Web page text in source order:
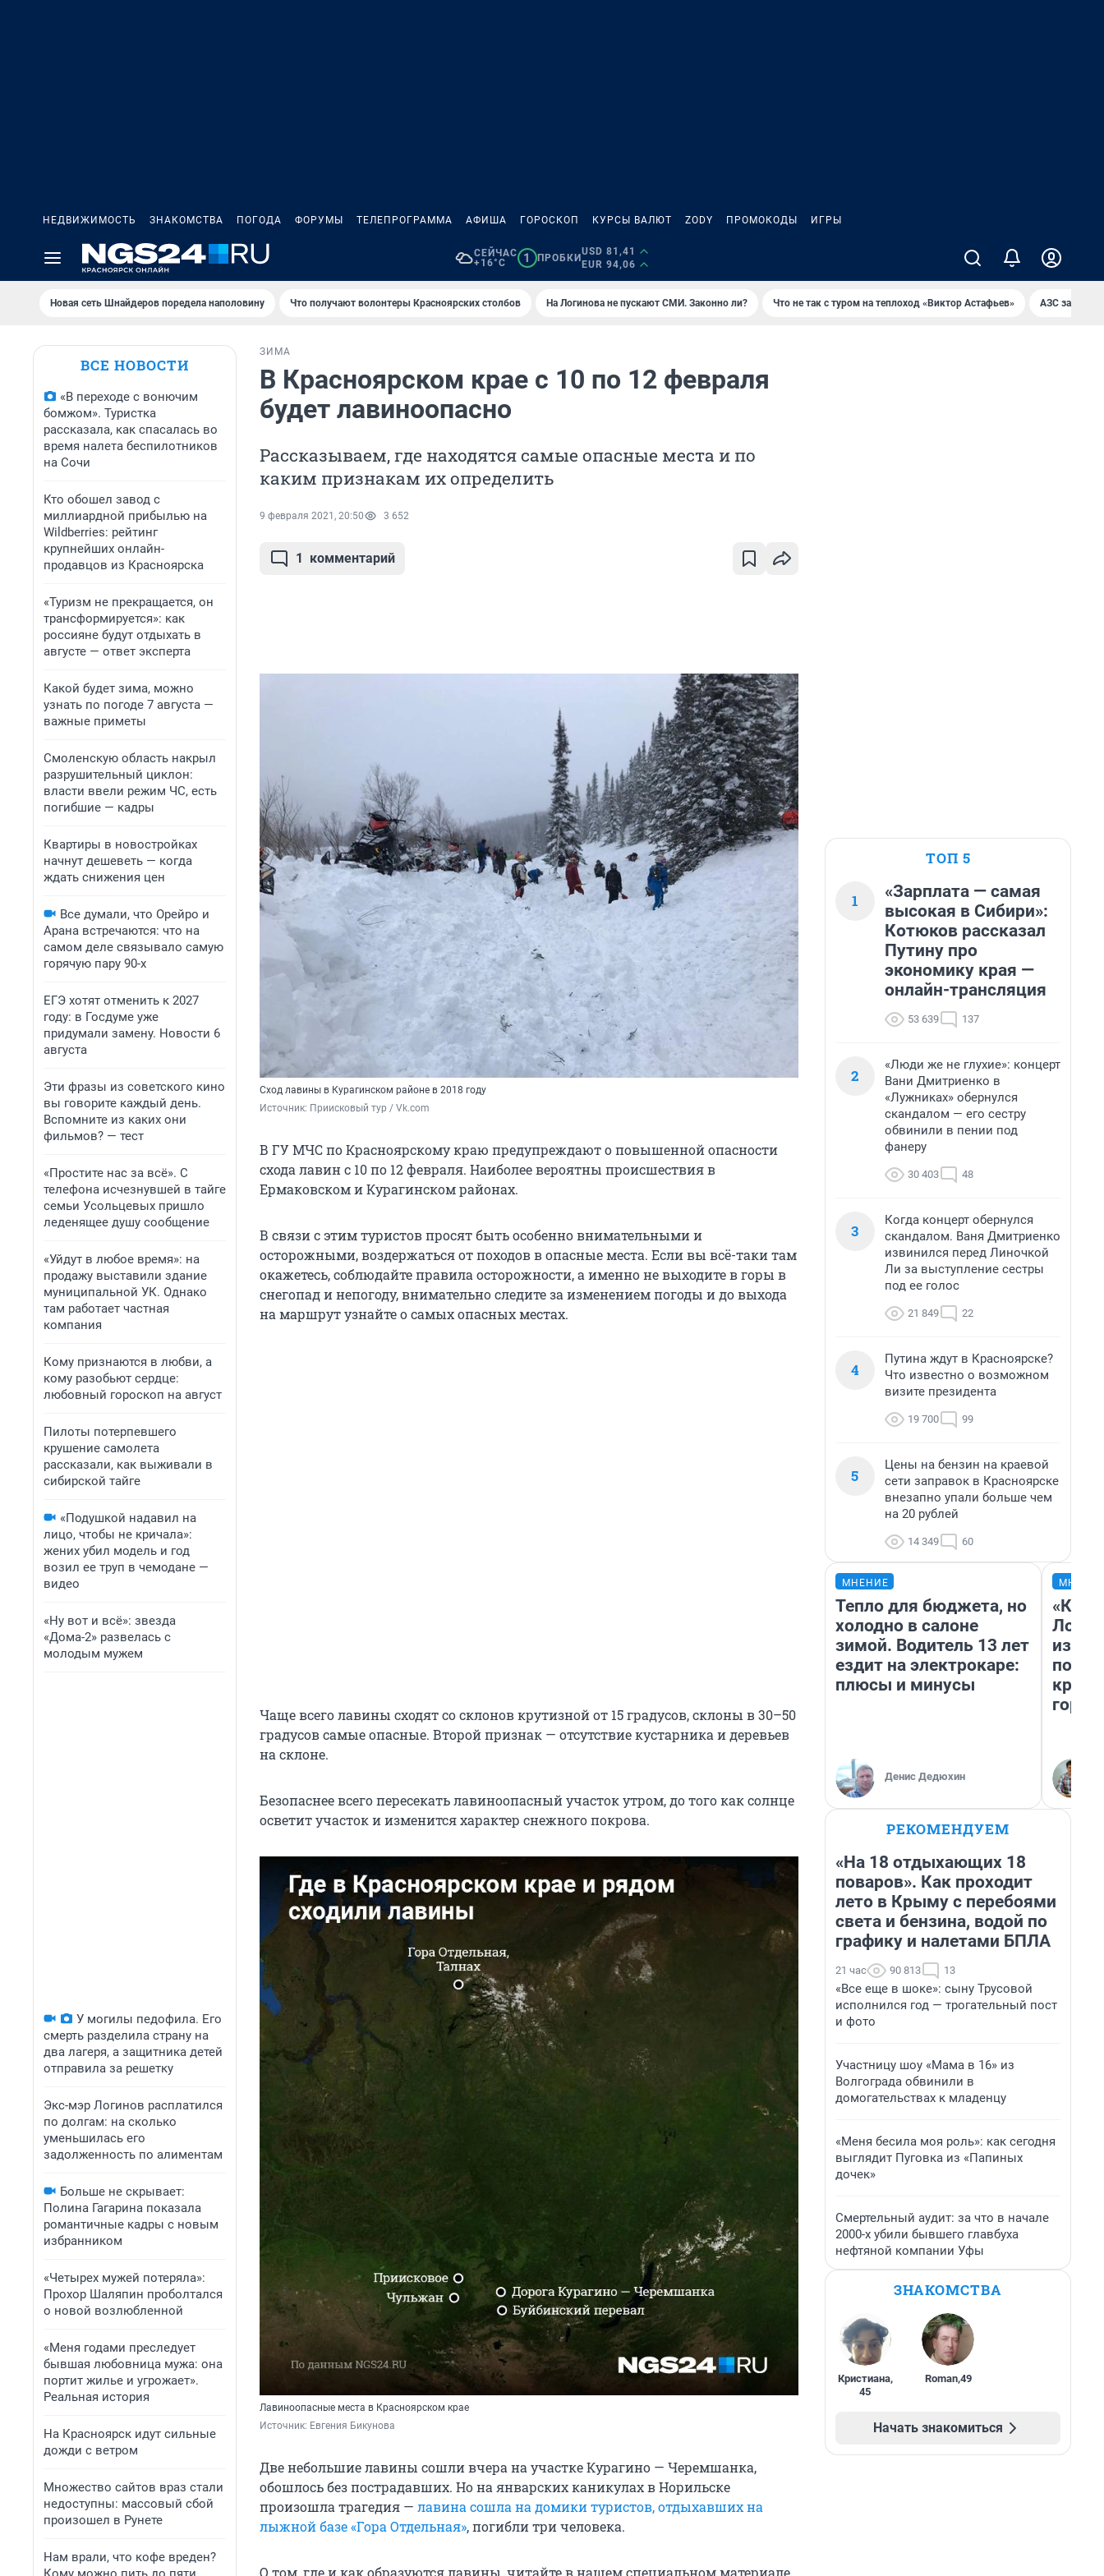
НЕДВИЖИМОСТЬ ЗНАКОМСТВА ПОГОДА ФОРУМЫ ТЕЛЕПРОГРАММА АФИША ГОРОСКОП КУРСЫ ВАЛЮТ ZODY ПРОМОКОДЫ ИГРЫ
СЕЙЧАС
+16°C
1 ПРОБКИ
USD 81,41
EUR 94,06
Новая сеть Шнайдеров поредела наполовину Что получают волонтеры Красноярских столбов На Логинова не пускают СМИ. Законно ли? Что не так с туром на теплоход «Виктор Астафьев» AЗС
ВСЕ НОВОСТИ
«В переходе с вонючим
бомжом». Туристка
рассказала, как спасалась во
время налета беспилотников
на Сочи
Кто обошел завод с
миллиардной прибылью на
Wildberries: рейтинг
крупнейших онлайн-
продавцов из Красноярска
«Туризм не прекращается, он
трансформируется»: как
россияне будут отдыхать в
августе — ответ эксперта
Какой будет зима, можно
узнать по погоде 7 августа —
важные приметы
Смоленскую область накрыл
разрушительный циклон:
власти ввели режим ЧС, есть
погибшие — кадры
Квартиры в новостройках
начнут дешеветь — когда
ждать снижения цен
Все думали, что Орейро и
Арана встречаются: что на
самом деле связывало самую
горячую пару 90-х
ЕГЭ хотят отменить к 2027
году: в Госдуме уже
придумали замену. Новости 6
августа
Эти фразы из советского кино
вы говорите каждый день.
Вспомните из каких они
фильмов? — тест
«Простите нас за всё». С
телефона исчезнувшей в тайге
семьи Усольцевых пришло
леденящее душу сообщение
«Уйдут в любое время»: на
продажу выставили здание
муниципальной УК. Однако
там работает частная
компания
Кому признаются в любви, а
кому разобьют сердце:
любовный гороскоп на август
Пилоты потерпевшего
крушение самолета
рассказали, как выживали в
сибирской тайге
«Подушкой надавил на
лицо, чтобы не кричала»:
жених убил модель и год
возил ее труп в чемодане —
видео
«Ну вот и всё»: звезда
«Дома-2» развелась с
молодым мужем
У могилы педофила. Его
смерть разделила страну на
два лагеря, а защитника детей
отправила за решетку
Экс-мэр Логинов расплатился
по долгам: на сколько
уменьшилась его
задолженность по алиментам
Больше не скрывает:
Полина Гагарина показала
романтичные кадры с новым
избранником
«Четырех мужей потеряла»:
Прохор Шаляпин проболтался
о новой возлюбленной
«Меня годами преследует
бывшая любовница мужа: она
портит жилье и угрожает».
Реальная история
На Красноярск идут сильные
дожди с ветром
Множество сайтов враз стали
недоступны: массовый сбой
произошел в Рунете
Нам врали, что кофе вреден?
ЗИМА
В Красноярском крае с 10 по 12 февраля
будет лавиноопасно
Рассказываем, где находятся самые опасные места и по
каким признакам их определить
9 февраля 2021, 20:50 3 652
1 комментарий
Сход лавины в Курагинском районе в 2018 году
Источник: Приисковый тур / Vk.com
В ГУ МЧС по Красноярскому краю предупреждают о повышенной опасности
схода лавин с 10 по 12 февраля. Наиболее вероятны происшествия в
Ермаковском и Курагинском районах.
В связи с этим туристов просят быть особенно внимательными и
осторожными, воздержаться от походов в опасные места. Если вы всё-таки там
окажетесь, соблюдайте правила осторожности, а именно не выходите в горы в
снегопад и непогоду, внимательно следите за изменением погоды и до выхода
на маршрут узнайте о самых опасных местах.
Чаще всего лавины сходят со склонов крутизной от 15 градусов, склоны в 30–50
градусов самые опасные. Второй признак — отсутствие кустарника и деревьев
на склоне.
Безопаснее всего пересекать лавиноопасный участок утром, до того как солнце
осветит участок и изменится характер снежного покрова.
Лавиноопасные места в Красноярском крае
Источник: Евгения Бикунова
Две небольшие лавины сошли вчера на участке Курагино — Черемшанка,
обошлось без пострадавших. Но на январских каникулах в Норильске
произошла трагедия — лавина сошла на домики туристов, отдыхавших на
лыжной базе «Гора Отдельная», погибли три человека.
О том, где и как образуются лавины, читайте в нашем специальном материале.
ТОП 5
1
«Зарплата — самая
высокая в Сибири»:
Котюков рассказал
Путину про
экономику края —
онлайн-трансляция
53 639 137
2
«Люди же не глухие»: концерт
Вани Дмитриенко в
«Лужниках» обернулся
скандалом — его сестру
обвинили в пении под
фанеру
30 403 48
3
Когда концерт обернулся
скандалом. Ваня Дмитриенко
извинился перед Линочкой
Ли за выступление сестры
под ее голос
21 849 22
4
Путина ждут в Красноярске?
Что известно о возможном
визите президента
19 700 99
5
Цены на бензин на краевой
сети заправок в Красноярске
внезапно упали больше чем
на 20 рублей
14 349 60
МНЕНИЕ
Тепло для бюджета, но
холодно в салоне
зимой. Водитель 13 лет
ездит на электрокаре:
плюсы и минусы
Денис Дедюхин
«Как
из
круче
РЕКОМЕНДУЕМ
«На 18 отдыхающих 18
поваров». Как проходит
лето в Крыму с перебоями
света и бензина, водой по
графику и налетами БПЛА
21 час 90 813 13
«Все еще в шоке»: сыну Трусовой
исполнился год — трогательный пост
и фото
Участницу шоу «Мама в 16» из
Волгограда обвинили в
домогательствах к младенцу
«Меня бесила моя роль»: как сегодня
выглядит Пуговка из «Папиных
дочек»
Смертельный аудит: за что в начале
2000-х убили бывшего главбуха
нефтяной компании Уфы
ЗНАКОМСТВА
Кристиана,
45
Roman,49
Начать знакомиться